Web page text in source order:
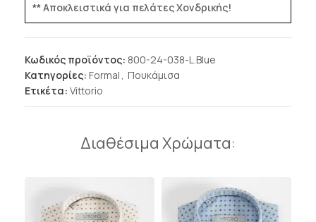
** Αποκλειστικά για πελάτες Χονδρικής!
Κωδικός προϊόντος: 800-24-038-L.Blue
Κατηγορίες: Formal , Πουκάμισα
Ετικέτα: Vittorio
Διαθέσιμα Χρώματα: